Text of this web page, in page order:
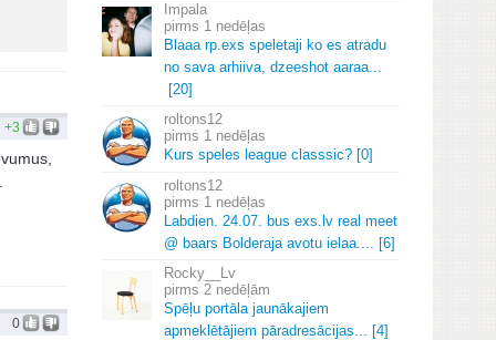
+3
0
Impala
1 nedēļas
Blaaa rp.exs speletaji ko es atradu
no sava arhiiva, dzeeshot aaraa...
[20]
roltons12
1 nedēļas
Kurs speles league classsic? [0]
roltons12
1 nedēļas
Labdien. 24.07. bus exs. lv real meet
@ baars Bolderaja avotu ielaa.... [6]
Rocky__Lv
2 nedēļām
Spēļu portāla jaunākajiem
apmeklētājiem pāradresācijas... [4]